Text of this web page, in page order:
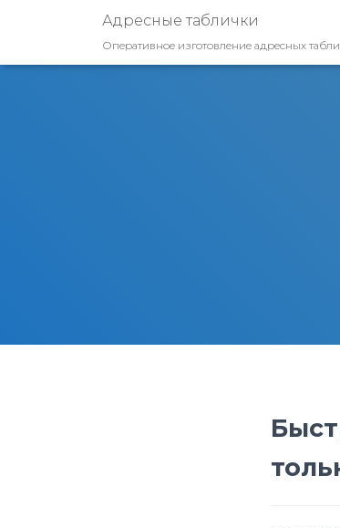
Адресные таблички
Оперативное изготовление адресных